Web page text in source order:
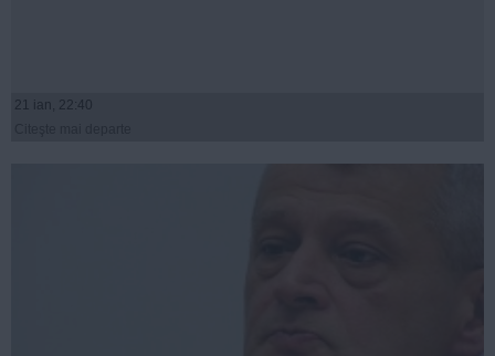
21 ian, 22:40